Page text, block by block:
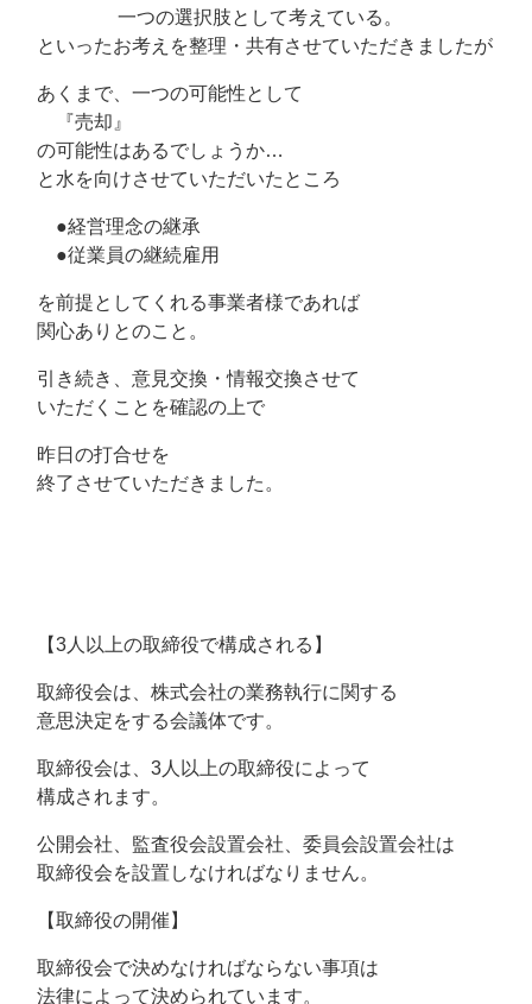
一つの選択肢として考えている。
といったお考えを整理・共有させていただきましたが
あくまで、一つの可能性として
『売却』
の可能性はあるでしょうか…
と水を向けさせていただいたところ
●経営理念の継承
●従業員の継続雇用
を前提としてくれる事業者様であれば
関心ありとのこと。
引き続き、意見交換・情報交換させて
いただくことを確認の上で
昨日の打合せを
終了させていただきました。
【3人以上の取締役で構成される】
取締役会は、株式会社の業務執行に関する
意思決定をする会議体です。
取締役会は、3人以上の取締役によって
構成されます。
公開会社、監査役会設置会社、委員会設置会社は
取締役会を設置しなければなりません。
【取締役の開催】
取締役会で決めなければならない事項は
法律によって決められています。